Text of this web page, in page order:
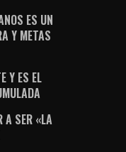
ES UN
Y METAS
Y ES EL
A SER «LA